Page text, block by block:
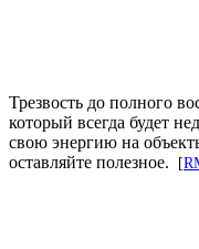
Трезвость до полного
который всегда будет
свою энергию на
оставляйте полезное.
[